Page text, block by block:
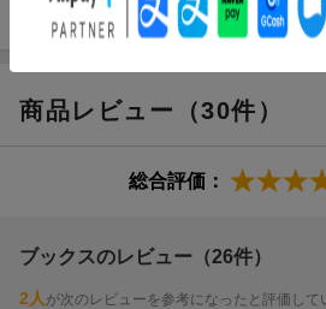
ツ練習することが不可欠です。STEP2
正しい読解法を頭にしみ込ませます。
に波がある人も安定して得点できる力
■論理的な読解で、未知の文章に対応で
うに図解しているので、論理的な読解
ん、STEP2の読解のトレーニング編全
商品レビュー（30件）
総合評価：
ブックスのレビュー（26件）
2人 が次のレビューを参考になったと評価して